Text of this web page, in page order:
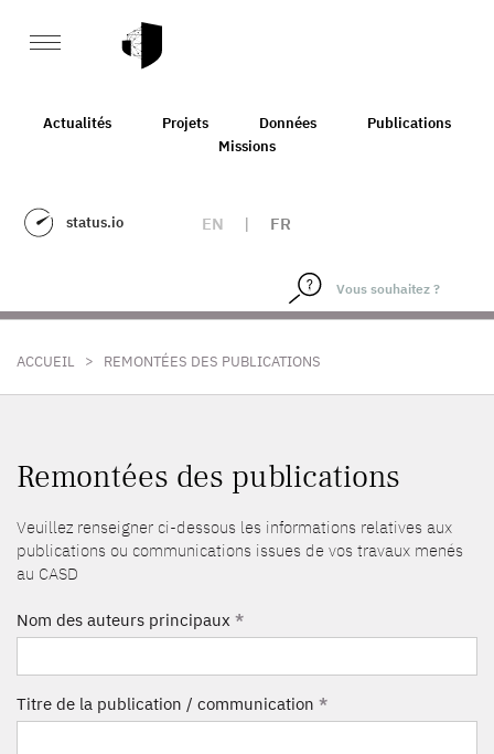
Actualités Projets Données
Publications
Missions
status.io EN | FR
ACCUEIL > REMONTÉES DES PUBLICATIONS
Remontées des publications
Veuillez renseigner ci-dessous les informations relatives aux
publications ou communications issues de vos travaux menés
au CASD
Nom des auteurs principaux *
Titre de la publication / communication *